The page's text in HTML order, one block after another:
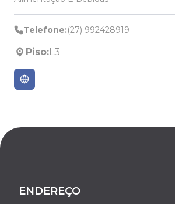
Telefone:(27) 992428919
Piso:L3
ENDEREÇO